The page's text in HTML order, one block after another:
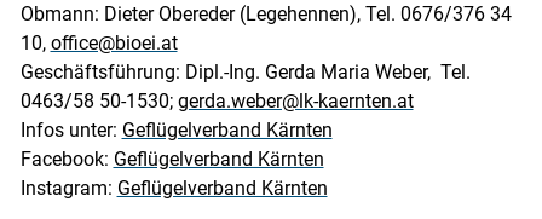
Obmann: Dieter Obereder (Legehennen), Tel. 0676/376 34
10, office@bioei.at
Geschäftsführung: Dipl.-Ing. Gerda Maria Weber, Tel.
0463/58 50-1530; gerda.weber@lk-kaernten.at
Infos unter: Geflügelverband Kärnten
Facebook: Geflügelverband Kärnten
Instagram: Geflügelverband Kärnten